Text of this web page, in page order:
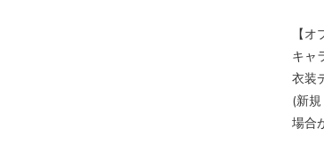
【オ
キャ
衣装
(新
場合